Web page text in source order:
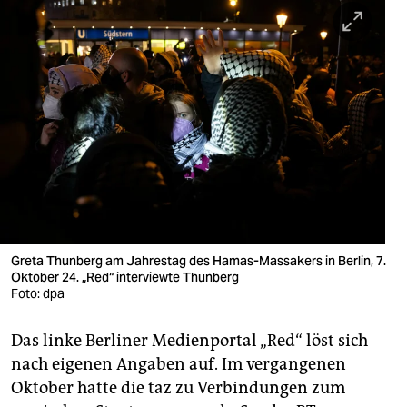
nord
wahrheit
verlag
veranstaltungen
fragen & hilfe
unterstützen
abo
genossenschaft
Greta Thunberg am Jahrestag des Hamas-Massakers in Berlin, 7.
Oktober 24. „Red“ interviewte Thunberg
Foto: dpa
Das linke Berliner Medienportal „Red“ löst sich
nach eigenen Angaben auf. Im vergangenen
Oktober hatte die taz zu Verbindungen zum